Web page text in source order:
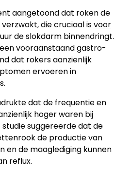
aangetoond dat roken de
die cruciaal isvoor
de slokdarm binnendringt.
vooraanstaand gastro-
dat rokers aanzienlijk
ervoeren in
dat de frequentie en
hoger waren bij
studie suggereerde dat de
de productie van
en de maaglediging kunnen
reflux.